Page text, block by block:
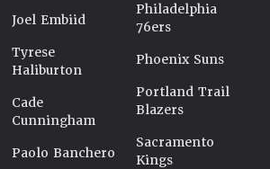
Joel Embiid
Tyrese
Haliburton
Cade
Cunningham
Paolo Banchero
Philadelphia
76ers
Phoenix Suns
Portland Trail
Blazers
Sacramento
Kings